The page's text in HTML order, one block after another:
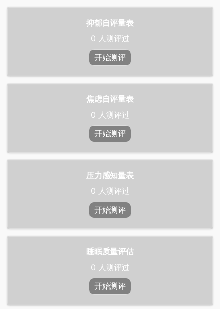
抑郁自评量表
0 人测评过
开始测评
焦虑自评量表
0 人测评过
开始测评
压力感知量表
0 人测评过
开始测评
睡眠质量评估
0 人测评过
开始测评